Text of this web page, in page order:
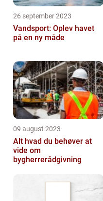
26 september 2023
Vandsport: Oplev havet
på en ny måde
09 august 2023
Alt hvad du behøver at
vide om
bygherrerådgivning